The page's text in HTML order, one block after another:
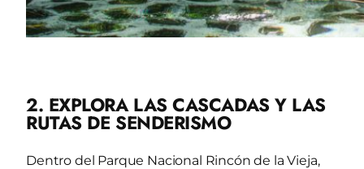
2. EXPLORA LAS CASCADAS Y LAS
RUTAS DE SENDERISMO
Dentro del Parque Nacional Rincón de la Vieja,